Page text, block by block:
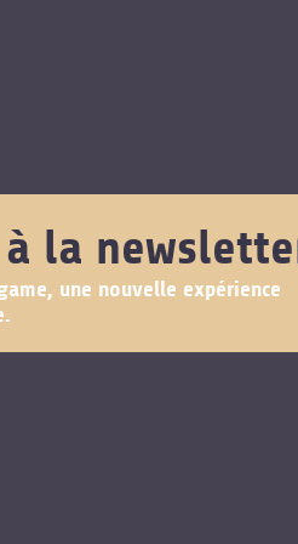
la
une nouvelle expérience